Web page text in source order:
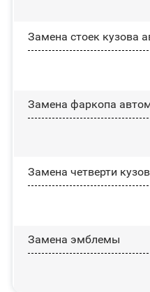
Замена стоек кузова
Замена фаркопа
Замена четверти
Замена эмблемы